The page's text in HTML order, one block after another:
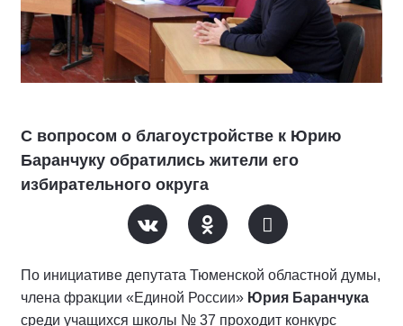
С вопросом о благоустройстве к Юрию
Баранчуку обратились жители его
избирательного округа
По инициативе депутата Тюменской областной думы,
члена фракции «Единой России» Юрия Баранчука
среди учащихся школы № 37 проходит конкурс